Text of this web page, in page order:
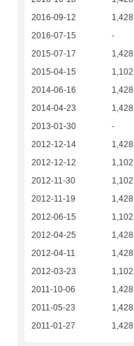
2016-09-12
1,428
2016-07-15
-
2015-07-17
1,428
2015-04-15
1,102
2014-06-16
1,428
2014-04-23
1,428
2013-01-30
-
2012-12-14
1,428
2012-12-12
1,102
2012-11-30
1,102
2012-11-19
1,428
2012-06-15
1,102
2012-04-25
1,428
2012-04-11
1,428
2012-03-23
1,102
2011-10-06
1,428
2011-05-23
1,428
2011-01-27
1,428